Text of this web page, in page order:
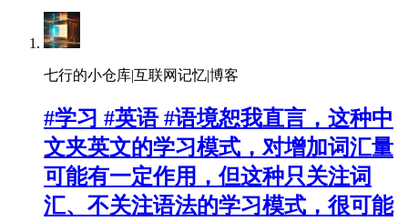
七行的小仓库|互联网记忆|博客
#学习 #英语 #语境恕我直言，这种中
文夹英文的学习模式，对增加词汇量
可能有一定作用，但这种只关注词
汇、不关注语法的学习模式，很可能